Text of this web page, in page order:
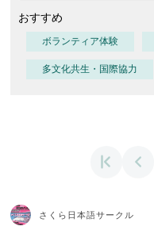
おすすめ
ボランティア体験
多文化共生・国際協力
さくら日本語サークル